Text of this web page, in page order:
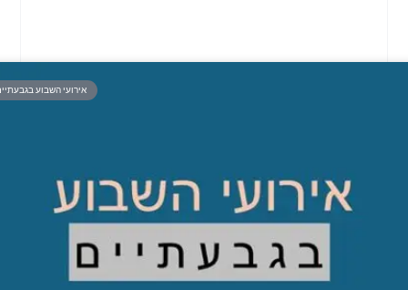
אירועי השבוע